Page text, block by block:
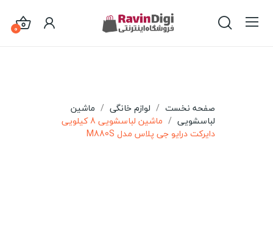
0
صفحه نخست لوازم خانگی
ماشین
لباسشویی
ماشین لباسشویی 8 کیلویی
دایرکت درایو جی پلاس مدل M880S